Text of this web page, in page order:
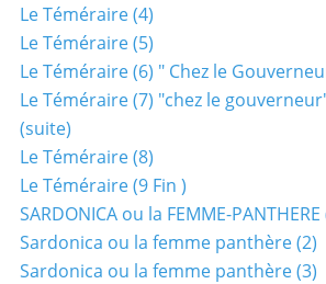
BELGIQUE
Le Téméraire (4)
Le Téméraire (5)
Le Téméraire (6) " Chez le
Le Téméraire (7) "chez le
(suite)
Le Téméraire (8)
Le Téméraire (9 Fin )
SARDONICA ou la FEMME-PANTHERE
Sardonica ou la femme panthère (2)
Sardonica ou la femme panthère (3)